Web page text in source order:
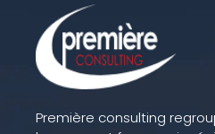
Première consulting